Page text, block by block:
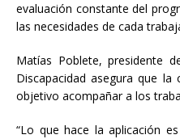
evaluación constante del
las necesidades de cada
Matías Poblete, presidente
Discapacidad asegura que
objetivo acompañar a los
“Lo que hace la aplicación